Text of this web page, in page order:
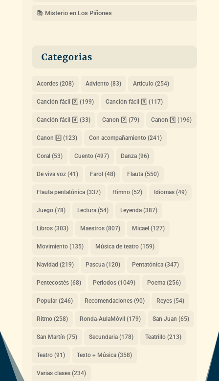
📚 Misterio en Los Piñones
Categorias
Acordes(208) Adviento(83) Artículo(254)
Canción fácil 2️⃣ (199) Canción fácil 3️⃣ (117)
Canción fácil 4️⃣ (33) Canon 2️⃣ (79) Canon 3️⃣ (196)
Canon 4️⃣ (123) Con acompañamiento(241)
Coral (53) Cuento(497) Danza(96)
De viva voz(41) Farol (48) Flauta(550)
Flauta pentatónica(337) Himno(52) Idiomas(49)
Juego(78) Lectura(54) Leyenda(387)
Libros(303) Maestros(807) Micael (127)
Movimiento(135) Música de teatro(159)
Navidad (219) Pascua(120) Pentatónica(347)
Pentecostés(68) Periodos(1049) Poema(256)
Popular(246) Recomendaciones(90) Reyes(54)
Ritmo(258) Ronda-AulaMóvil (179) San Juan (65)
San Martín (75) Secundaria(178) Teatrillo(213)
Teatro(91) Texto + Música(358)
Varias clases(234)